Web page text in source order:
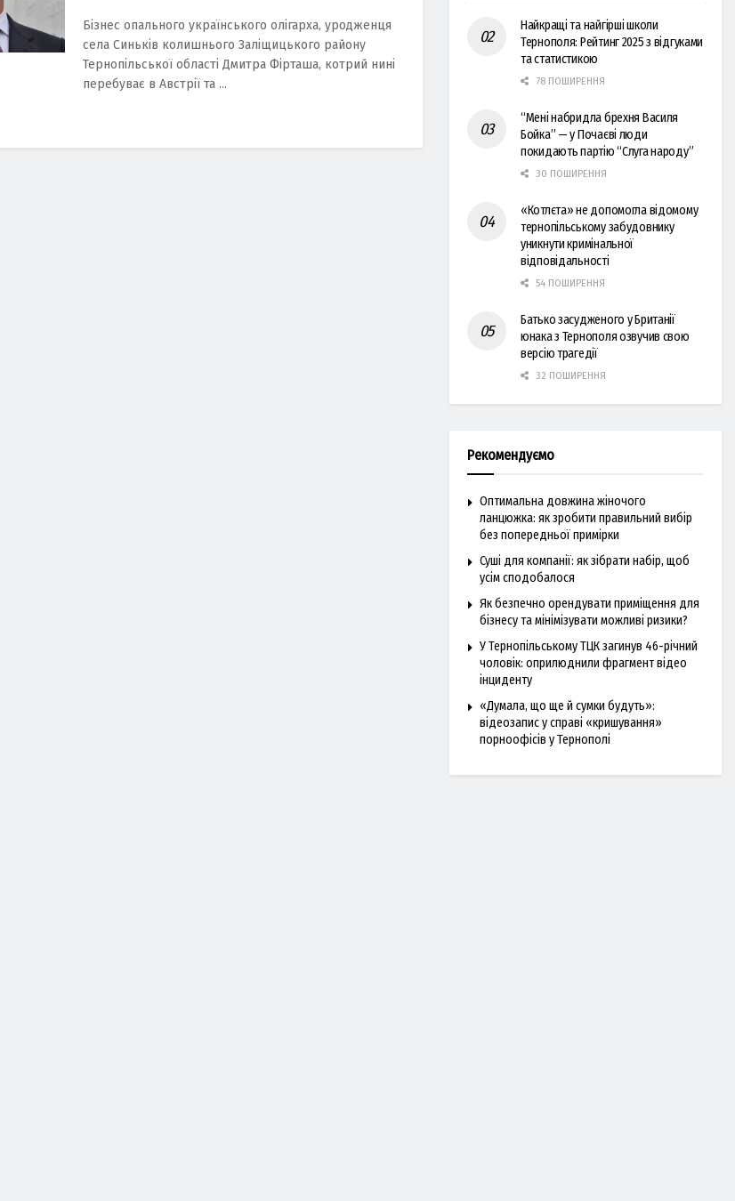
Бізнес опального українського олігарха, уродженця
села Синьків колишнього Заліщицького району
Тернопільської області Дмитра Фірташа, котрий нині
перебуває в Австрії та ...
Найкращі та найгірші школи
Тернополя: Рейтинг 2025 з відгуками
та статистикою
78 ПОШИРЕННЯ
“Мені набридла брехня Василя
Бойка” — у Почаєві люди
покидають партію “Слуга народу”
30 ПОШИРЕННЯ
«Котлєта» не допомогла відомому
тернопільському забудовнику
уникнути кримінальної
відповідальності
54 ПОШИРЕННЯ
Батько засудженого у Британії
юнака з Тернополя озвучив свою
версію трагедії
32 ПОШИРЕННЯ
Рекомендуємо
Оптимальна довжина жіночого
ланцюжка: як зробити правильний вибір
без попередньої примірки
Суші для компанії: як зібрати набір, щоб
усім сподобалося
Як безпечно орендувати приміщення для
бізнесу та мінімізувати можливі ризики?
У Тернопільському ТЦК загинув 46-річний
чоловік: оприлюднили фрагмент відео
інциденту
«Думала, що ще й сумки будуть»:
відеозапис у справі «кришування»
порноофісів у Тернополі